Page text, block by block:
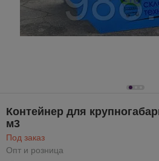
Контейнер для
м3
Под заказ
Опт и розница